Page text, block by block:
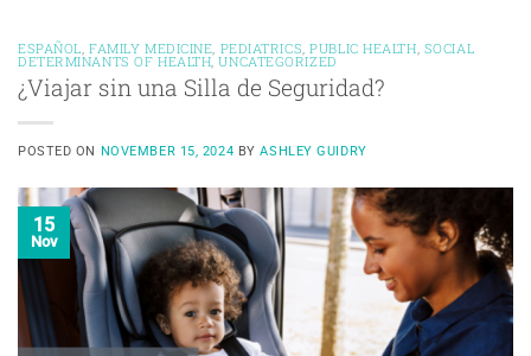
ESPAÑOL ,FAMILY MEDICINE PEDIATRICS ,PUBLIC HEALTH SOCIAL
DETERMINANTS OF HEALTH,UNCATEGORIZED
¿Viajar sin una Silla de Seguridad?
POSTED ON NOVEMBER 15, 2024 BYASHLEY GUIDRY
15
Nov